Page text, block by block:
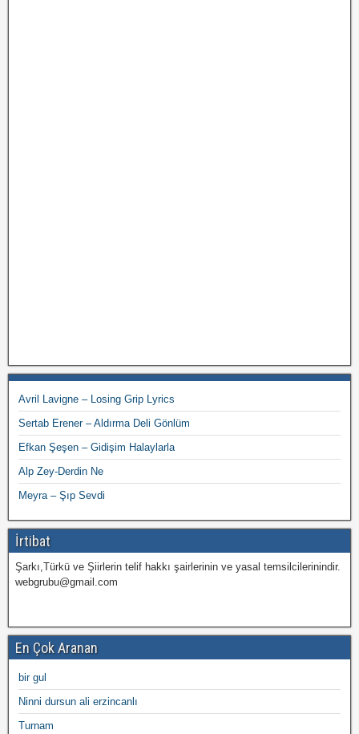
Avril Lavigne – Losing Grip Lyrics
Sertab Erener – Aldırma Deli Gönlüm
Efkan Şeşen – Gidişim Halaylarla
Alp Zey-Derdin Ne
Meyra – Şıp Sevdi
İrtibat
Şarkı,Türkü ve Şiirlerin telif hakkı şairlerinin ve yasal temsilcilerinindir.
webgrubu@gmail.com
En Çok Aranan
bir gul
Ninni dursun ali erzincanlı
Turnam